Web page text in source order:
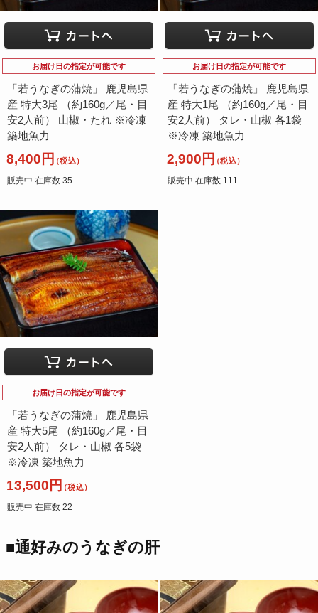
お届け日の指定が可能です
「若うなぎの蒲焼」 鹿児島県
産 特大3尾 （約160g／尾・目
安2人前） 山椒・たれ ※冷凍
築地魚力
8,400円（税込）
販売中 在庫数 35
お届け日の指定が可能です
「若うなぎの蒲焼」 鹿児島県
産 特大1尾 （約160g／尾・目
安2人前） タレ・山椒 各1袋
※冷凍 築地魚力
2,900円（税込）
販売中 在庫数 111
お届け日の指定が可能です
「若うなぎの蒲焼」 鹿児島県
産 特大5尾 （約160g／尾・目
安2人前） タレ・山椒 各5袋
※冷凍 築地魚力
13,500円（税込）
販売中 在庫数 22
■通好みのうなぎの肝